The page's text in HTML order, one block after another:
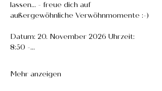
lassen... - freue dich auf
außergewöhnliche Verwöhnmomente :-)
Datum: 20. November 2026 Uhrzeit:
8:50 -…
Mehr anzeigen